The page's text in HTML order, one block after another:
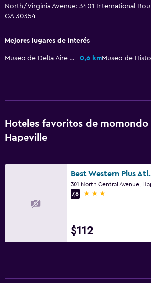
Servicio de entrega de comida
Restaurante
Cancha de básquetbol
Salud y seguridad
Ideal para familias
Gimnasio
North/Virginia Avenue: 3401 International
GA 30354
Mejores lugares de interés
Museo de Delta Aire Transportar Herencia 0,6 km
Hoteles favoritos de momondo
Hapeville
Best
7,8
3 estrellas
$112